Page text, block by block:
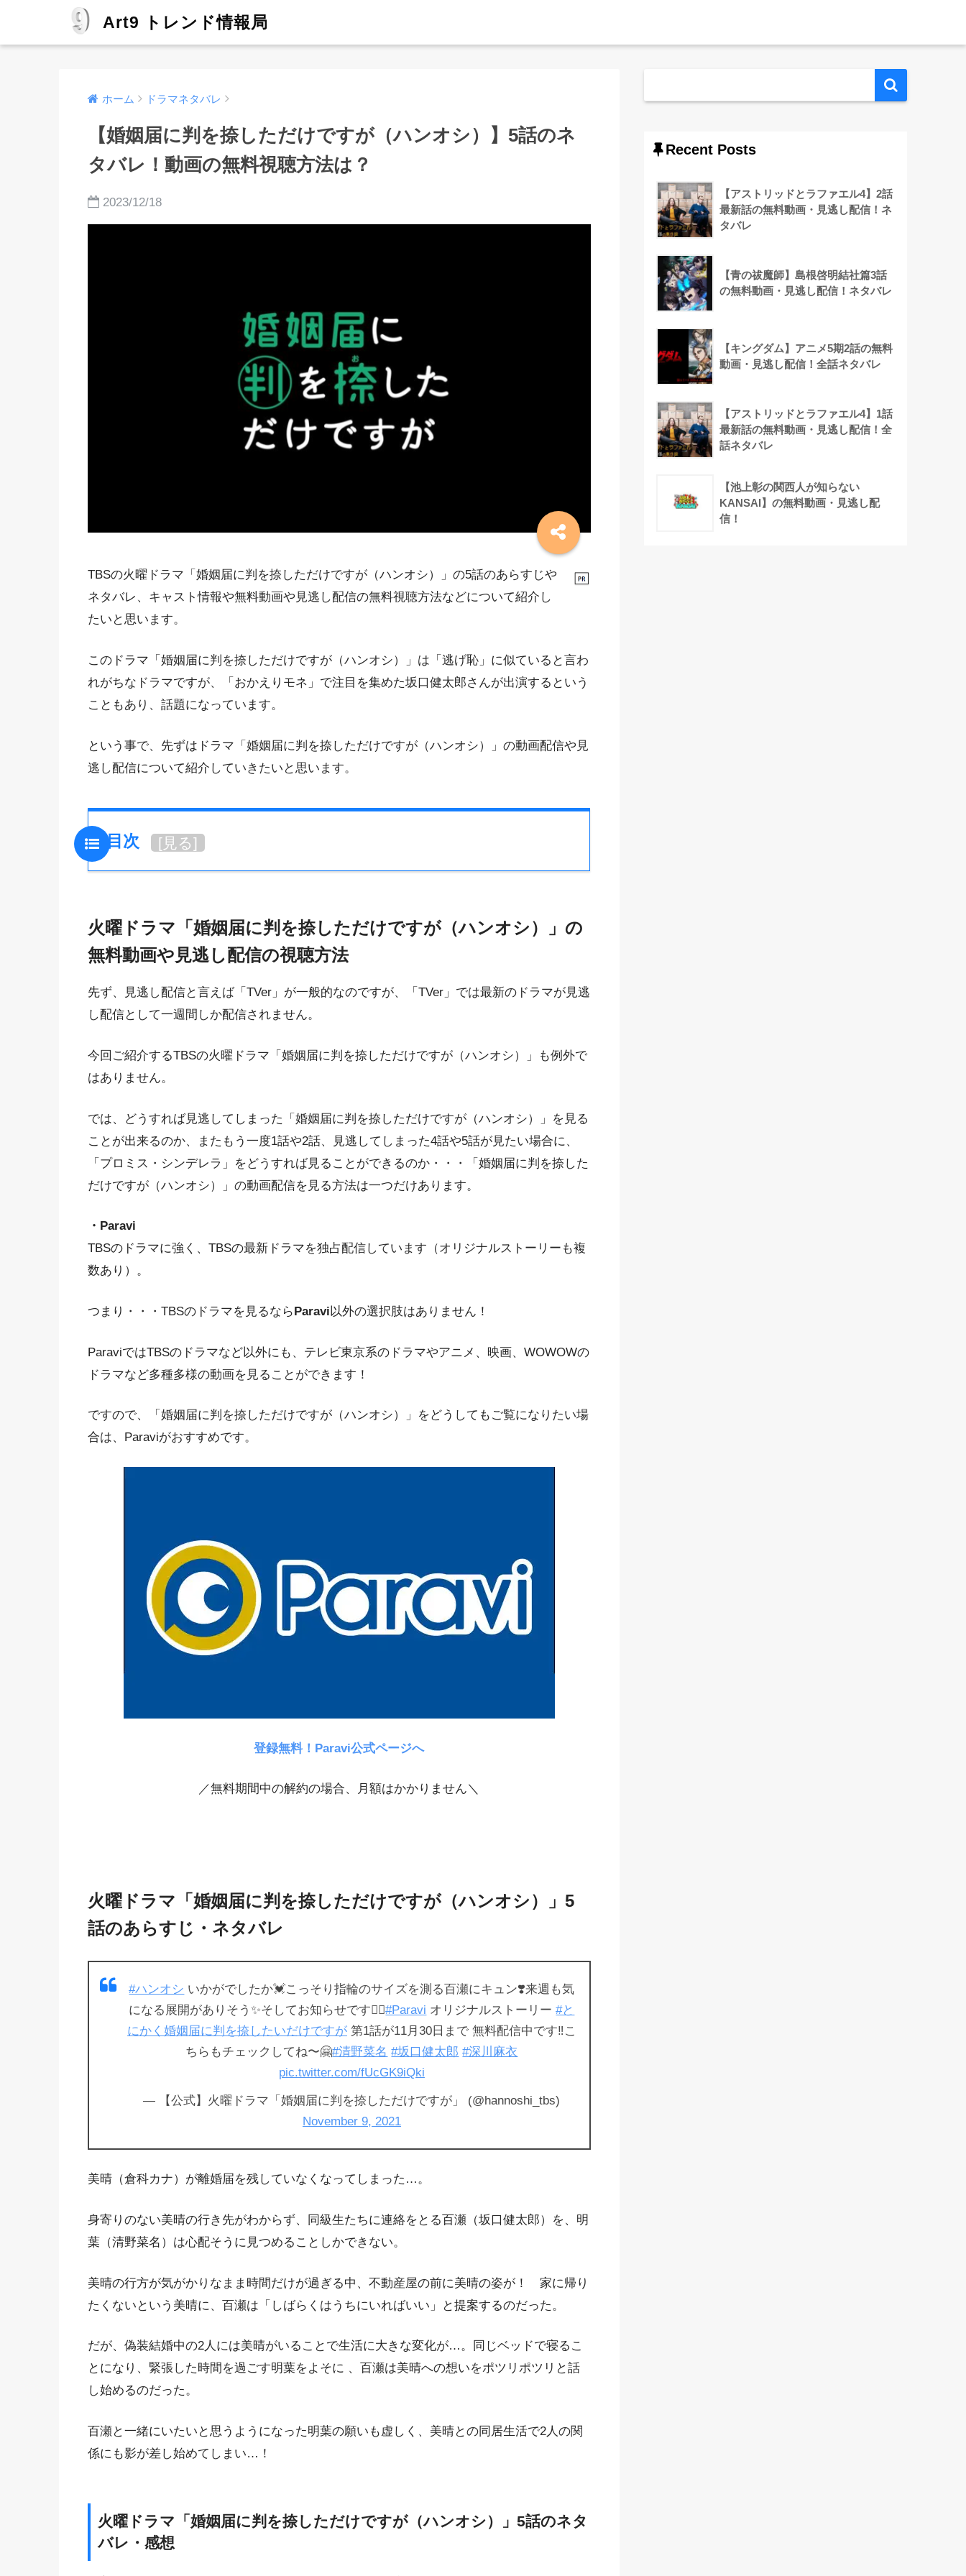
Art9 トレンド情報局
ホーム ドラマネタバレ
【婚姻届に判を捺しただけですが（ハンオシ）】5話のネ
タバレ！動画の無料視聴方法は？
2023/12/18
TBSの火曜ドラマ「婚姻届に判を捺しただけですが（ハンオシ）」の5話のあらすじや
ネタバレ、キャスト情報や無料動画や見逃し配信の無料視聴方法などについて紹介し
たいと思います。
このドラマ「婚姻届に判を捺しただけですが（ハンオシ）」は「逃げ恥」に似ていると言わ
れがちなドラマですが、「おかえりモネ」で注目を集めた坂口健太郎さんが出演するという
こともあり、話題になっています。
という事で、先ずはドラマ「婚姻届に判を捺しただけですが（ハンオシ）」の動画配信や見
逃し配信について紹介していきたいと思います。
目次 [見る]
火曜ドラマ「婚姻届に判を捺しただけですが（ハンオシ）」の
無料動画や見逃し配信の視聴方法
先ず、見逃し配信と言えば「TVer」が一般的なのですが、「TVer」では最新のドラマが見逃
し配信として一週間しか配信されません。
今回ご紹介するTBSの火曜ドラマ「婚姻届に判を捺しただけですが（ハンオシ）」も例外で
はありません。
では、どうすれば見逃してしまった「婚姻届に判を捺しただけですが（ハンオシ）」を見る
ことが出来るのか、またもう一度1話や2話、見逃してしまった4話や5話が見たい場合に、
「プロミス・シンデレラ」をどうすれば見ることができるのか・・・「婚姻届に判を捺した
だけですが（ハンオシ）」の動画配信を見る方法は一つだけあります。
・Paravi
TBSのドラマに強く、TBSの最新ドラマを独占配信しています（オリジナルストーリーも複
数あり）。
つまり・・・TBSのドラマを見るならParavi以外の選択肢はありません！
ParaviではTBSのドラマなど以外にも、テレビ東京系のドラマやアニメ、映画、WOWOWの
ドラマなど多種多様の動画を見ることができます！
ですので、「婚姻届に判を捺しただけですが（ハンオシ）」をどうしてもご覧になりたい場
合は、Paraviがおすすめです。
登録無料！Paravi公式ページへ
／無料期間中の解約の場合、月額はかかりません＼
火曜ドラマ「婚姻届に判を捺しただけですが（ハンオシ）」5
話のあらすじ・ネタバレ
#ハンオシ いかがでしたか💓こっそり指輪のサイズを測る百瀬にキュン❣️来週も気
になる展開がありそう✨そしてお知らせです🙋‍♀️#Paravi オリジナルストーリー#と
にかく婚姻届に判を捺したいだけですが第1話が11月30日まで 無料配信中です‼️こ
ちらもチェックしてね〜🤗#清野菜名 #坂口健太郎 #深川麻衣
pic.twitter.com/fUcGK9iQki
— 【公式】火曜ドラマ「婚姻届に判を捺しただけですが」 (@hannoshi_tbs)
November 9, 2021
美晴（倉科カナ）が離婚届を残していなくなってしまった…。
身寄りのない美晴の行き先がわからず、同級生たちに連絡をとる百瀬（坂口健太郎）を、明
葉（清野菜名）は心配そうに見つめることしかできない。
美晴の行方が気がかりなまま時間だけが過ぎる中、不動産屋の前に美晴の姿が！ 家に帰り
たくないという美晴に、百瀬は「しばらくはうちにいればいい」と提案するのだった。
だが、偽装結婚中の2人には美晴がいることで生活に大きな変化が…。同じベッドで寝るこ
とになり、緊張した時間を過ごす明葉をよそに 、百瀬は美晴への想いをポツリポツリと話
し始めるのだった。
百瀬と一緒にいたいと思うようになった明葉の願いも虚しく、美晴との同居生活で2人の関
係にも影が差し始めてしまい…！
火曜ドラマ「婚姻届に判を捺しただけですが（ハンオシ）」5話のネタ
バレ・感想
Recent Posts
【アストリッドとラファエル4】2話
最新話の無料動画・見逃し配信！ネ
タバレ
【青の祓魔師】島根啓明結社篇3話
の無料動画・見逃し配信！ネタバレ
【キングダム】アニメ5期2話の無料
動画・見逃し配信！全話ネタバレ
【アストリッドとラファエル4】1話
最新話の無料動画・見逃し配信！全
話ネタバレ
【池上彰の関西人が知らない
KANSAI】の無料動画・見逃し配
信！